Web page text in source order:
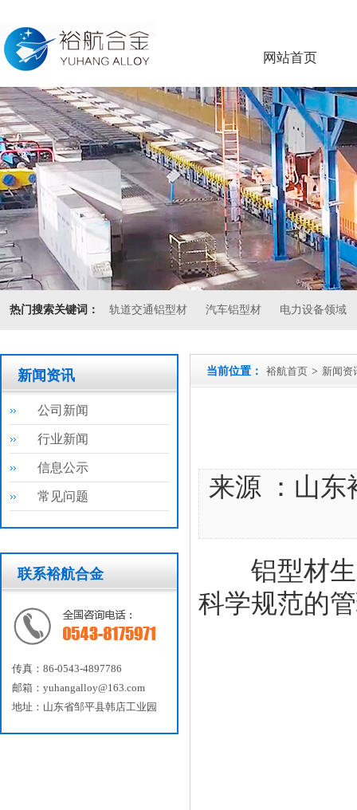
网站首页
热门搜索关键词： 轨道交通铝型材 汽车铝型材 电力设备领域
新闻资讯
公司新闻
行业新闻
信息公示
常见问题
联系裕航合金
传真：86-0543-4897786
邮箱：yuhangalloy@163.com
地址：山东省邹平县韩店工业园
当前位置： 裕航首页 > 新闻资
来源 ：山
铝型材生
科学规范的